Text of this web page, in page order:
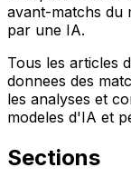
avant-matchs du
par une IA.
Tous les articles
donnees des
les analyses et
modeles d'IA et
Sections